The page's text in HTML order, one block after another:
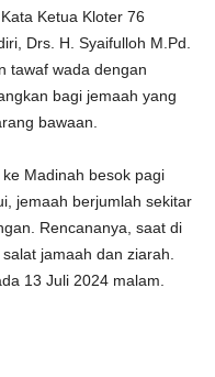
Ketua Kloter 76
Drs. H. Syaifulloh M.Pd.
tawaf wada dengan
bagi jemaah yang
bawaan.
Madinah besok pagi
jemaah berjumlah sekitar
Rencananya, saat di
jamaah dan ziarah.
13 Juli 2024 malam.